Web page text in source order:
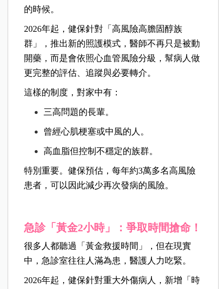
的時候。
2026年起，健保針對「高風險高膽固醇族
群」，推出新的照護模式，醫師不再只是被動
開藥，而是會依照心血管風險分級，幫病人做
更完整的評估、追蹤與必要轉介。
這樣的制度，對家中有：
三高問題的長輩。
曾經心肌梗塞或中風的人。
高血脂但控制不穩定的族群。
特別重要。健保預估，每年約3萬多名高風險
患者，可以因此減少再次發病的風險。
急診「黃金2小時」：爭取時間搶命！
很多人都聽過「黃金救援時間」，但在現實
中，急診室往往人滿為患，醫護人力吃緊。
2026年起，健保針對重大外傷病人，新增「時